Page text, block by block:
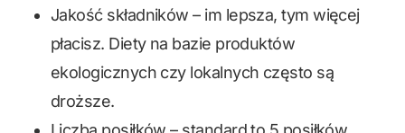
Jakość składników – im lepsza, tym więcej
płacisz. Diety na bazie produktów
ekologicznych czy lokalnych często są
droższe.